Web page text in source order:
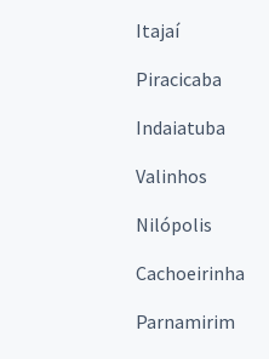
Itajaí
Piracicaba
Indaiatuba
Valinhos
Nilópolis
Cachoeirinha
Parnamirim